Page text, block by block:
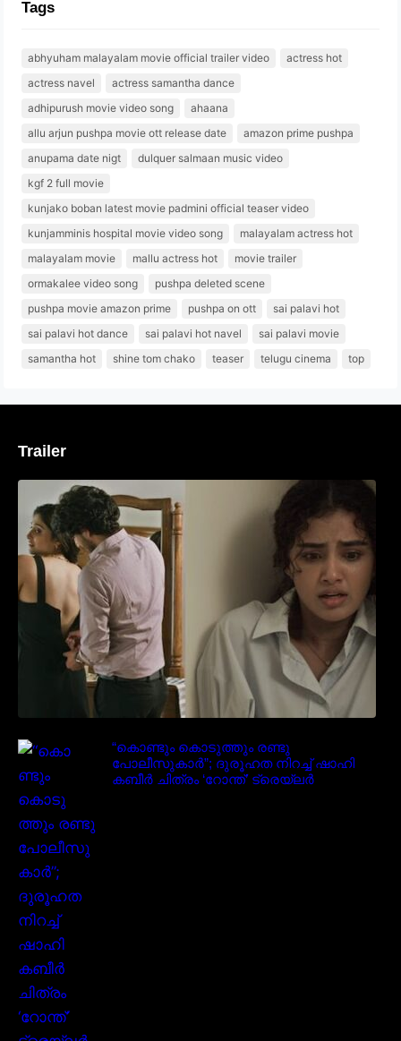
Tags
abhyuham malayalam movie official trailer video
actress hot
actress navel
actress samantha dance
adhipurush movie video song
ahaana
allu arjun pushpa movie ott release date
amazon prime pushpa
anupama date nigt
dulquer salmaan music video
kgf 2 full movie
kunjako boban latest movie padmini official teaser video
kunjamminis hospital movie video song
malayalam actress hot
malayalam movie
mallu actress hot
movie trailer
ormakalee video song
pushpa deleted scene
pushpa movie amazon prime
pushpa on ott
sai palavi hot
sai palavi hot dance
sai palavi hot navel
sai palavi movie
samantha hot
shine tom chako teaser telugu cinema top
Trailer
‘മരീചിക’യുമായി അനുപമ പരമേശ്വരൻ;
മിസ്റ്ററി ത്രില്ലർ ട്രെയിലർ
വൈറലാകുന്നു..
“കൊണ്ടും കൊടുത്തും രണ്ടു
പോലീസുകാർ”; ദുരൂഹത നിറച്ച് ഷാഹി
കബീർ ചിത്രം ‘റോന്ത്’ ട്രെയ്‌ലർ